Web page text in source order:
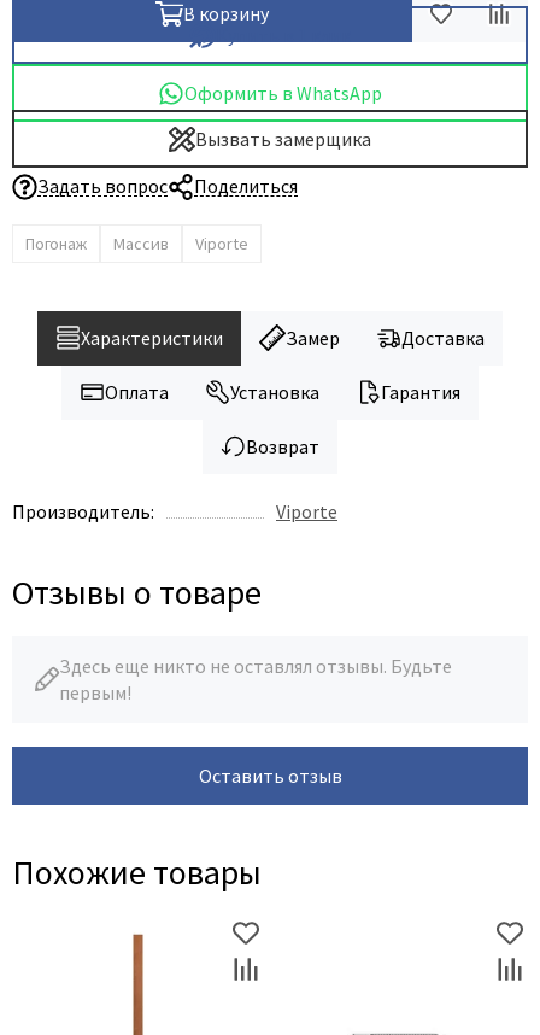
В корзину
Оформить в WhatsApp
Вызвать замерщика
Задать вопрос
Поделиться
Погонаж Массив Viporte
Характеристики Замер Доставка
Оплата Установка Гарантия
Возврат
Производитель: Viporte
Отзывы о товаре
Здесь еще никто не оставлял отзывы. Будьте
первым!
Оставить отзыв
Похожие товары